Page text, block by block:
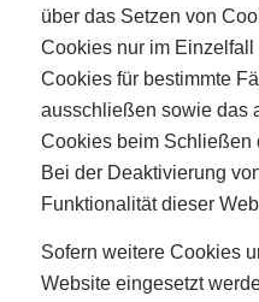
über das Setzen von
Cookies nur im
Cookies für bestimmte
ausschließen sowie das
Cookies beim Schließen
Bei der Deaktivierung
Funktionalität dieser
Sofern weitere Cookies
Website eingesetzt